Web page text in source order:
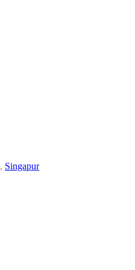
, Singapur